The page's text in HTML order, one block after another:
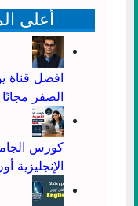
أعلى
الصفر مجانًا
كورس
الإنجليزية